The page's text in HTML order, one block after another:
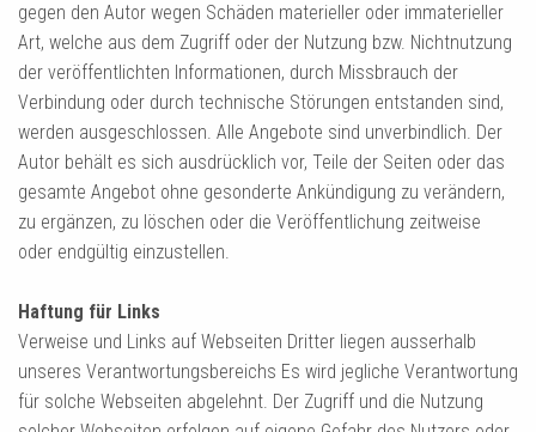
gegen den Autor wegen Schäden materieller oder immaterieller
Art, welche aus dem Zugriff oder der Nutzung bzw. Nichtnutzung
der veröffentlichten Informationen, durch Missbrauch der
Verbindung oder durch technische Störungen entstanden sind,
werden ausgeschlossen. Alle Angebote sind unverbindlich. Der
Autor behält es sich ausdrücklich vor, Teile der Seiten oder das
gesamte Angebot ohne gesonderte Ankündigung zu verändern,
zu ergänzen, zu löschen oder die Veröffentlichung zeitweise
oder endgültig einzustellen.
Haftung für Links
Verweise und Links auf Webseiten Dritter liegen ausserhalb
unseres Verantwortungsbereichs Es wird jegliche Verantwortung
für solche Webseiten abgelehnt. Der Zugriff und die Nutzung